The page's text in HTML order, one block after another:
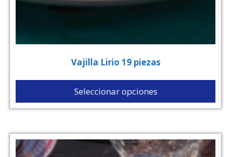
Vajilla Lirio 19 piezas
Seleccionar opciones